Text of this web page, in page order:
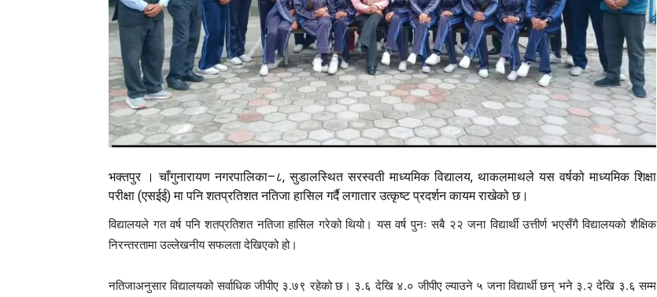
भक्तपुर । चाँगुनारायण नगरपालिका–८, सुडालस्थित सरस्वती माध्यमिक विद्यालय, थाकलमाथले यस वर्षको माध्यमिक शिक्षा
परीक्षा (एसईई) मा पनि शतप्रतिशत नतिजा हासिल गर्दै लगातार उत्कृष्ट प्रदर्शन कायम राखेको छ।
विद्यालयले गत वर्ष पनि शतप्रतिशत नतिजा हासिल गरेको थियो। यस वर्ष पुनः सबै २२ जना विद्यार्थी उत्तीर्ण भएसँगै विद्यालयको शैक्षिक
निरन्तरतामा उल्लेखनीय सफलता देखिएको हो।
नतिजाअनुसार विद्यालयको सर्वाधिक जीपीए ३.७९ रहेको छ। ३.६ देखि ४.० जीपीए ल्याउने ५ जना विद्यार्थी छन् भने ३.२ देखि ३.६ सम्म